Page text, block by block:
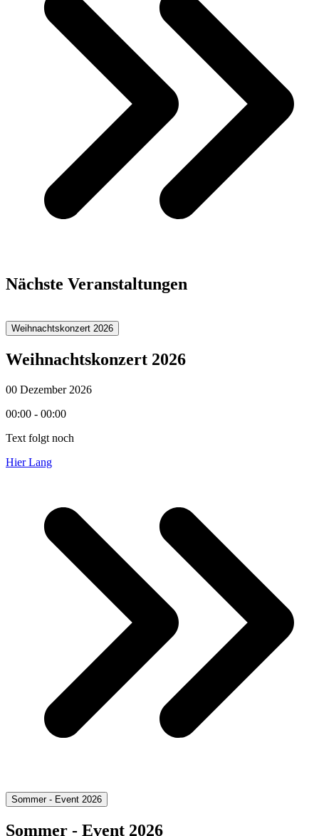
Nächste Veranstaltungen
Weihnachtskonzert 2026
Weihnachtskonzert 2026
00 Dezember 2026
00:00 - 00:00
Text folgt noch
Hier Lang
Sommer - Event 2026
Sommer - Event 2026